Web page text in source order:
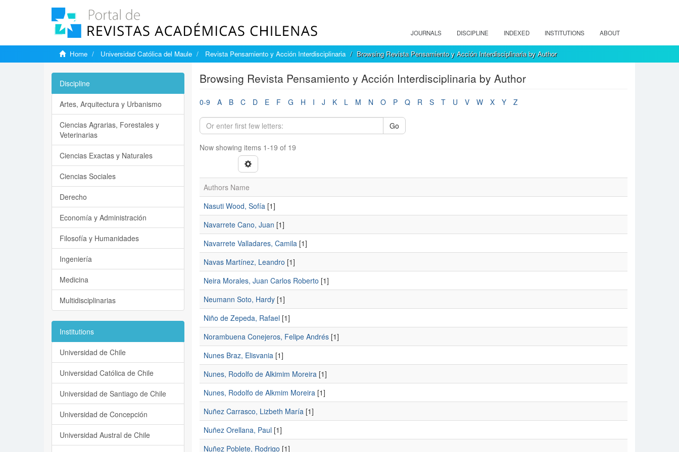
JOURNALS DISCIPLINE INDEXED INSTITUTIONS ABOUT
Home Universidad Católica del Maule Revista Pensamiento y Acción Interdisciplinaria Browsing Revista Pensamiento y Acción Interdisciplinaria by Author
Browsing Revista Pensamiento y Acción Interdisciplinaria by Author
0-9 A B C D E F G H I J K L M N O P Q R S T U V W X Y Z
Go
Now showing items 1-19 of 19
Authors Name
Nasuti Wood, Sofía[1]
Navarrete Cano, Juan [1]
Navarrete Valladares, Camila[1]
Navas Martínez, Leandro [1]
Neira Morales, Juan Carlos Roberto [1]
Neumann Soto, Hardy[1]
Niño de Zepeda, Rafael[1]
Norambuena Conejeros, Felipe Andrés[1]
Nunes Braz, Elisvania[1]
Nunes, Rodolfo de Alkimim Moreira[1]
Nunes, Rodolfo de Alkmim Moreira[1]
Nuñez Carrasco, Lizbeth María[1]
Nuñez Orellana, Paul[1]
Nuñez Poblete, Rodrigo [1]
Discipline
Artes, Arquitectura y Urbanismo
Ciencias Agrarias, Forestales y
Veterinarias
Ciencias Exactas y Naturales
Ciencias Sociales
Derecho
Economía y Administración
Filosofía y Humanidades
Ingeniería
Medicina
Multidisciplinarias
Institutions
Universidad de Chile
Universidad Católica de Chile
Universidad de Santiago de Chile
Universidad de Concepción
Universidad Austral de Chile